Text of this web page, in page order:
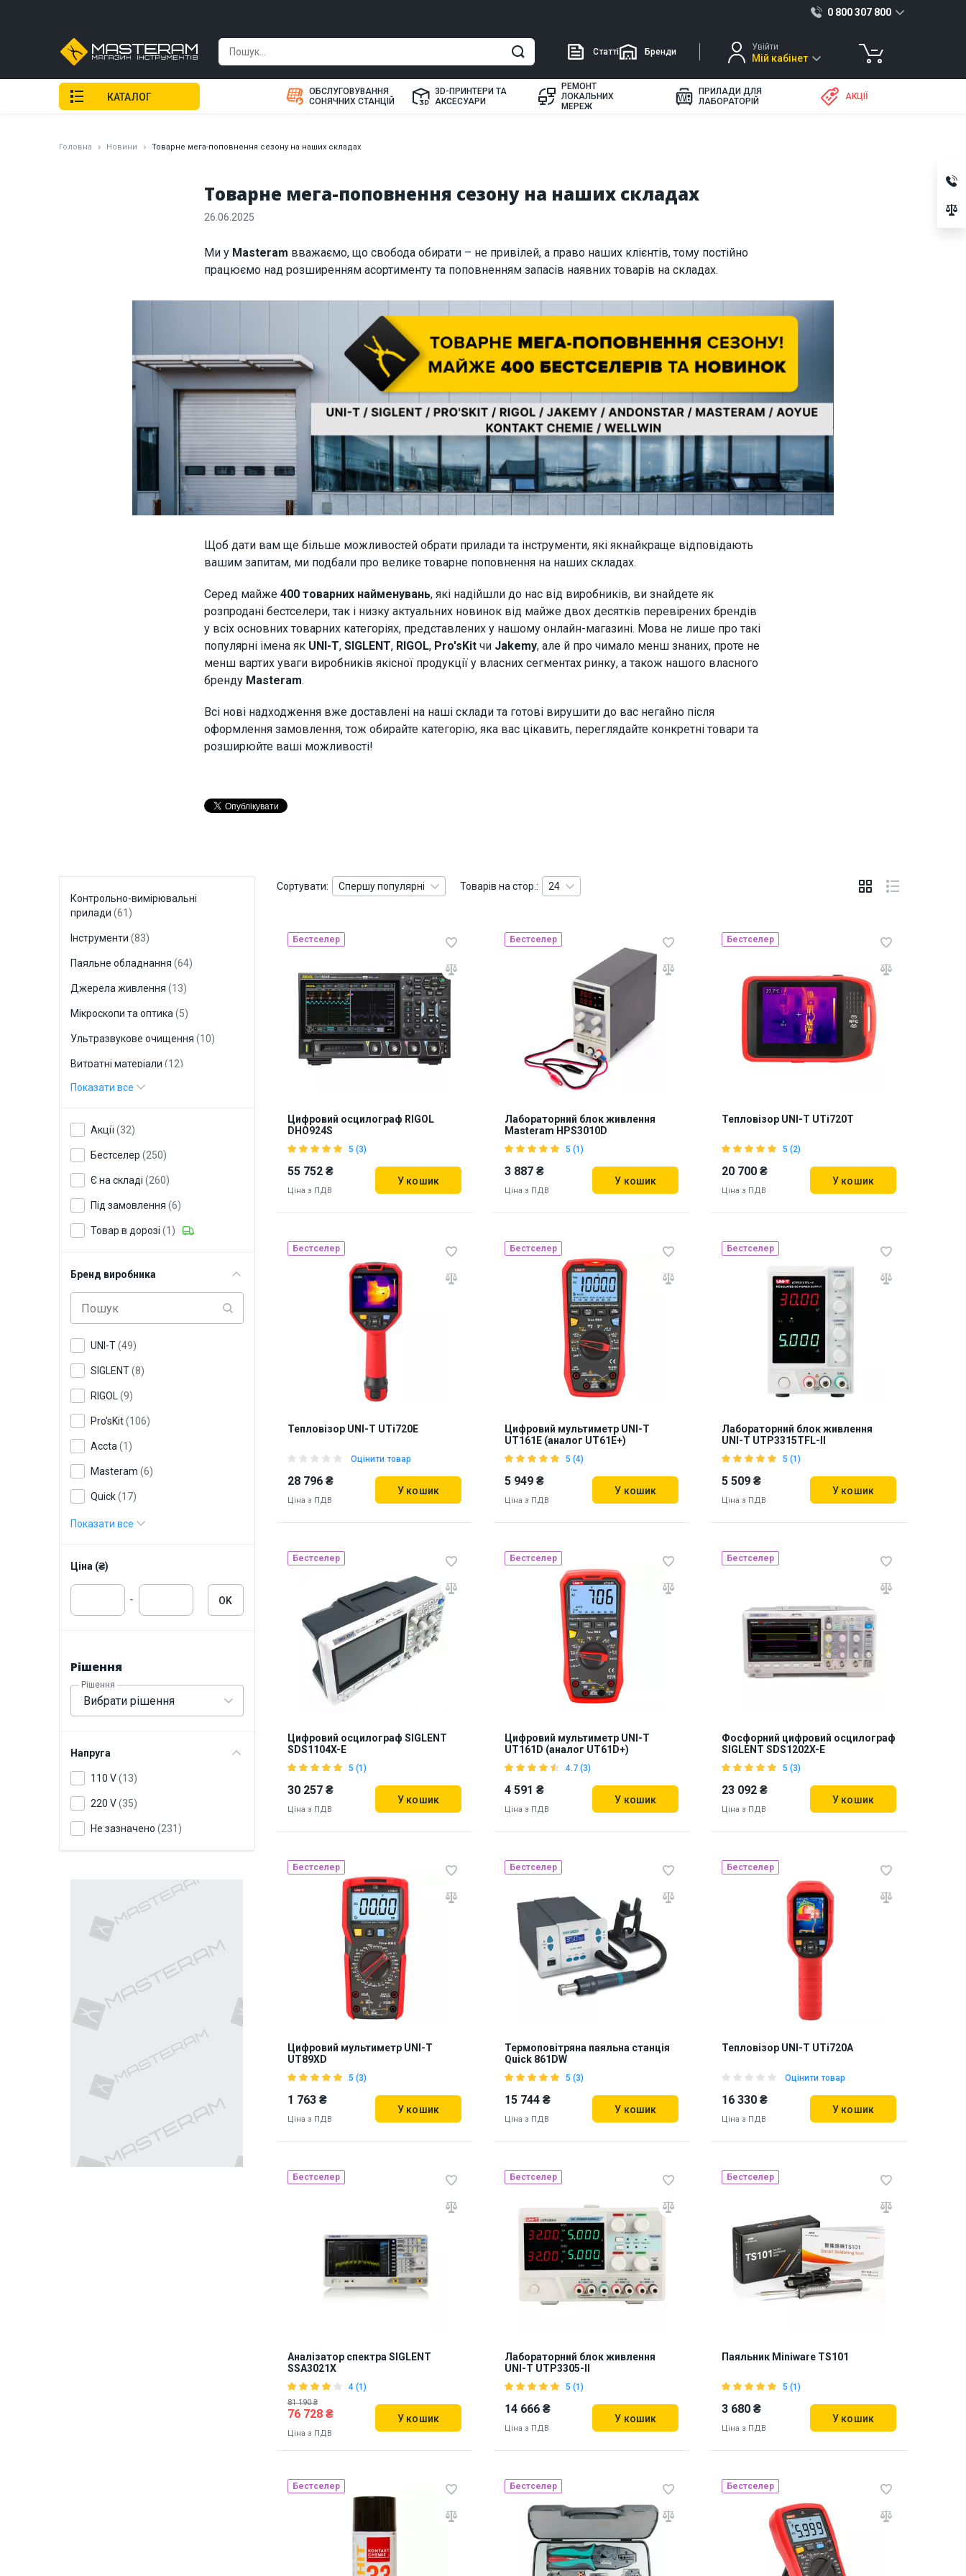
Товарне мега-поповнення сезону на наших складах
Головна Новини Товарне мега-поповнення сезону на наших складах
26.06.2025
Ми у Masteram вважаємо, що свобода обирати – не привілей, а право наших клієнтів, тому постійно
працюємо над розширенням асортименту та поповненням запасів наявних товарів на складах.
Щоб дати вам ще більше можливостей обрати прилади та інструменти, які якнайкраще відповідають
вашим запитам, ми подбали про велике товарне поповнення на наших складах.
Серед майже 400 товарних найменувань, які надійшли до нас від виробників, ви знайдете як
розпродані бестселери, так і низку актуальних новинок від майже двох десятків перевірених брендів
у всіх основних товарних категоріях, представлених у нашому онлайн-магазині. Мова не лише про такі
популярні імена як UNI-T, SIGLENT, RIGOL, Pro'sKitчи Jakemy, але й про чимало менш знаних, проте не
менш вартих уваги виробників якісної продукції у власних сегментах ринку, а також нашого власного
бренду Masteram.
Всі нові надходження вже доставлені на наші склади та готові вирушити до вас негайно після
оформлення замовлення, тож обирайте категорію, яка вас цікавить, переглядайте конкретні товари та
розширюйте ваші можливості!
Сортувати: Спершу популярні Товарів на стор.: 24
Бестселер
Цифровий осцилограф RIGOL
DHO924S
5 (3)
55 752 ₴
Ціна з ПДВ
У кошик
Наявність на складі: Львів
Бестселер
Лабораторний блок живлення
Masteram HPS3010D
5 (1)
3 887 ₴
Ціна з ПДВ
У кошик
Наявність на складі: Львів Київ
Бестселер
Тепловізор UNI-T UTi720T
5 (2)
20 700 ₴
Ціна з ПДВ
У кошик
Наявність на складі: Львів
Бестселер
Тепловізор UNI-T UTi720E
Оцінити товар
28 796 ₴
Ціна з ПДВ
У кошик
Наявність на складі: Львів
922977
Бестселер
Цифровий мультиметр UNI-T
UT161E (аналог UT61E+)
5 (4)
5 949 ₴
Ціна з ПДВ
У кошик
Наявність на складі: Львів
Бестселер
Лабораторний блок живлення
UNI-T UTP3315TFL-II
5 (1)
5 509 ₴
Ціна з ПДВ
У кошик
Бестселер
Цифровий осцилограф SIGLENT
SDS1104X-E
5 (1)
30 257 ₴
Ціна з ПДВ
У кошик
Наявність на складі: Львів
Бестселер
Цифровий мультиметр UNI-T
UT161D (аналог UT61D+)
4.7 (3)
4 591 ₴
Ціна з ПДВ
У кошик
Наявність на складі:
905850
Бестселер
Фосфорний цифровий осцилограф
SIGLENT SDS1202X-E
5 (3)
23 092 ₴
Ціна з ПДВ
У кошик
Наявність на складі: Львів
Бестселер
Цифровий мультиметр UNI-T
UT89XD
5 (3)
1 763 ₴
Ціна з ПДВ
У кошик
894016
Бестселер
Термоповітряна паяльна станція
Quick 861DW
5 (3)
15 744 ₴
Ціна з ПДВ
У кошик
Наявність на складі: Львів
869557
Бестселер
Тепловізор UNI-T UTi720A
Оцінити товар
16 330 ₴
Ціна з ПДВ
У кошик
Наявність на складі: Львів
922987
Бестселер
Аналізатор спектра SIGLENT
SSA3021X
4 (1)
81 190 ₴
76 728 ₴
Ціна з ПДВ
У кошик
Бестселер
Лабораторний блок живлення
UNI-T UTP3305-II
5 (1)
14 666 ₴
Ціна з ПДВ
У кошик
Наявність на складі: Львів
907385
Бестселер
Паяльник Miniware TS101
5 (1)
3 680 ₴
Ціна з ПДВ
У кошик
Наявність на складі: Львів
Бестселер Бестселер Бестселер
Контрольно-вимірювальні
прилади (61)
Інструменти (83)
Паяльне обладнання (64)
Джерела живлення (13)
Мікроскопи та оптика (5)
Ультразвукове очищення (10)
Витратні матеріали (12)
Обслуговування
Антистатичний захист
Показати все
Акції(32)
Бестселер (250)
Є на складі (260)
Під замовлення (6)
Товар в дорозі (1)
Бренд виробника
UNI-T(49)
SIGLENT(8)
RIGOL (9)
Pro'sKit(106)
Accta (1)
Masteram (6)
Quick(17)
AOYUE (16)
Andonstar
(18)
DES(1)
Jeken (10)
Quicko (3)
Показати все
Ціна (₴)
- OK
Рішення
Вибрати рішення
Рішення
Напруга
110 V(13)
220 V(35)
Не зазначено (231)
0 800 307 800
Статті Бренди Увійти
Мій кабінет
КАТАЛОГ
ОБСЛУГОВУВАННЯ
СОНЯЧНИХ СТАНЦІЙ
3D-ПРИНТЕРИ ТА
АКСЕСУАРИ
РЕМОНТ
ЛОКАЛЬНИХ
МЕРЕЖ
ПРИЛАДИ ДЛЯ
ЛАБОРАТОРІЙ
АКЦІЇ